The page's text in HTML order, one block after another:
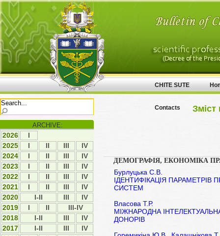
ARCHIVE:
2026
І
2025
І ІI ІII
ІV
2024
І ІI ІII
ІV
2023
І ІI ІII
ІV
2022
І ІI ІII
ІV
2021
І ІI ІII
IV
2020
I-II ІII
IV
2019
І ІI
III-IV
2018
I-II ІІІ
ІV
2017
I-II ІІІ
IV
CHITE SUTE
Contacts
ДЕМОГРАФІЯ, ЕКОНОМІКА
Бурлуцька С.В.
ІДЕНТИФІКАЦІЯ
СИСТЕМ
Власова Т.Р.
МІЖНАРОДНА
ДОНОРІВ